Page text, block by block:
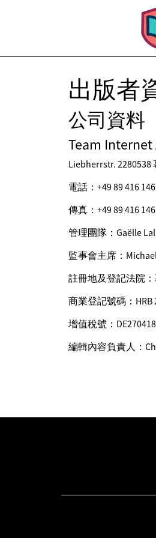
出版者
公司資料
Team Internet
Liebherrstr.
電話：+49 89 416
傳真：+49 89 416
管理團隊：Gaëlle
監事會主席：
註冊地及登記法院
商業登記號碼：HRB
增值稅號：
編輯內容負責人：